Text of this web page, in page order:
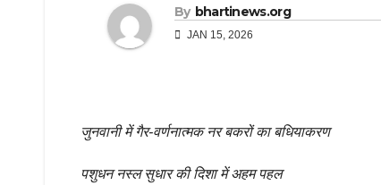
By bhartinews.org
JAN 15, 2026
जुनवानी में गैर-वर्णनात्मक नर बकरों का बधियाकरण
पशुधन नस्ल सुधार की दिशा में अहम पहल